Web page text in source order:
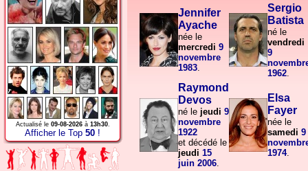
Actualisé le 09-08-2026à 13h30.
Afficher le Top 50 !
Jennifer
Ayache
née le
mercredi 9
novembre
1983.
Sergio
Batista
né le
vendredi
9
1962.
Raymond
Devos
né le jeudi 9
novembre
1922
et décédé le
jeudi 15
juin 2006.
Elsa
Fayer
née le
samedi 9
1974.